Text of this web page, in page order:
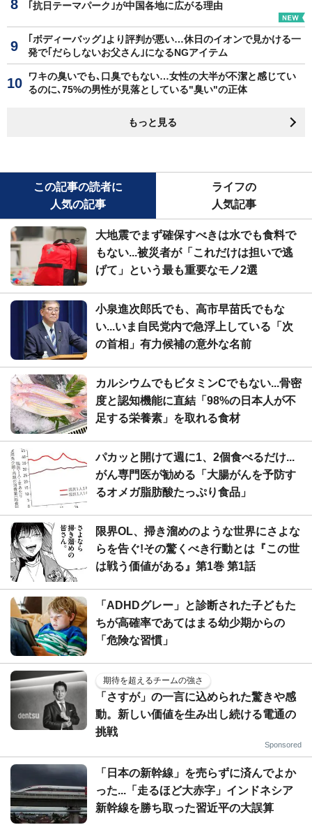
｢抗日テーマパーク｣が中国各地に広がる理由
｢ボディーバッグ｣より評判が悪い…休日のイオンで見かける一
発で｢だらしないお父さん｣になるNGアイテム
ワキの臭いでも､口臭でもない…女性の大半が不潔と感じてい
るのに､75%の男性が見落としている"臭い"の正体
もっと見る
この記事の読者に
人気の記事
ライフの
人気記事
大地震でまず確保すべきは水でも食料で
もない...被災者が「これだけは担いで逃
げて」という最も重要なモノ2選
小泉進次郎氏でも、高市早苗氏でもな
い...いま自民党内で急浮上している「次
の首相」有力候補の意外な名前
カルシウムでもビタミンCでもない...骨密
度と認知機能に直結「98%の日本人が不
足する栄養素」を取れる食材
パカッと開けて週に1、2個食べるだけ...
がん専門医が勧める「大腸がんを予防す
るオメガ脂肪酸たっぷり食品」
限界OL、掃き溜めのような世界にさよな
らを告ぐ!その驚くべき行動とは『この世
は戦う価値がある』第1巻 第1話
「ADHDグレー」と診断された子どもた
ちが高確率であてはまる幼少期からの
「危険な習慣」
期待を超えるチームの強さ
「さすが」の一言に込められた驚きや感
動。新しい価値を生み出し続ける電通の
挑戦
Sponsored
「日本の新幹線」を売らずに済んでよか
った...「走るほど大赤字」インドネシア
新幹線を勝ち取った習近平の大誤算